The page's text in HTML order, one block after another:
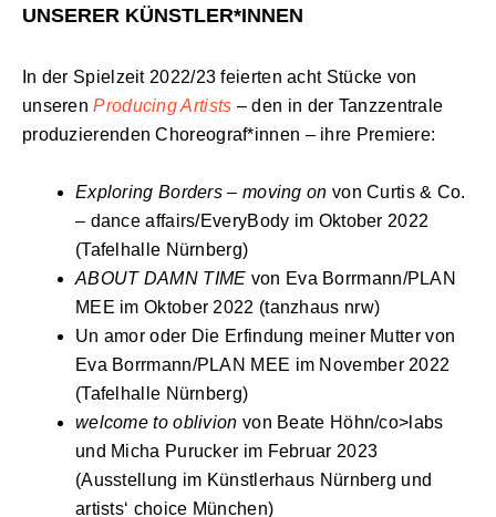
UNSERER KÜNSTLER*INNEN
In der Spielzeit 2022/23 feierten acht Stücke von
unserenProducing Artists – den in der Tanzzentrale
produzierenden Choreograf*innen – ihre Premiere:
Exploring Borders – moving on von Curtis & Co.
– dance affairs/EveryBody im Oktober 2022
(Tafelhalle Nürnberg)
ABOUT DAMN TIME von Eva Borrmann/PLAN
MEE im Oktober 2022 (tanzhaus nrw)
Un amor oder Die Erfindung meiner Mutter von
Eva Borrmann/PLAN MEE im November 2022
(Tafelhalle Nürnberg)
welcome to oblivion von Beate Höhn/co>labs
und Micha Purucker im Februar 2023
(Ausstellung im Künstlerhaus Nürnberg und
artists‘ choice München)